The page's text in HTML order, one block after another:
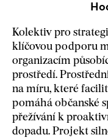
Kolektiv pro
klíčovou podporu
organizacím
prostředí.
na míru, které
pomáhá občanské
přežívání k
dopadu. Projekt